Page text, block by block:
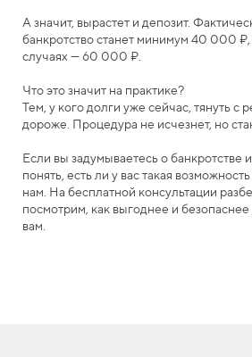
А значит, вырастет и депозит.
банкротство станет минимум 40 000 ₽,
случаях — 60 000 ₽.
Что это значит на практике?
Тем, у кого долги уже сейчас, тянуть с
дороже. Процедура не исчезнет, но
Если вы задумываетесь о банкротстве
понять, есть ли у вас такая
нам. На бесплатной консультации
посмотрим, как выгоднее и
вам.